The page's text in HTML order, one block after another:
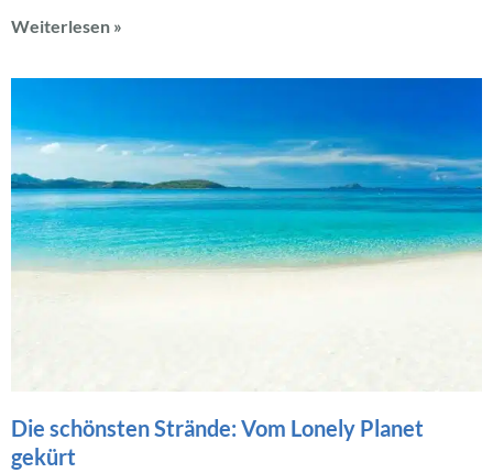
Weiterlesen »
Die schönsten Strände: Vom Lonely Planet
gekürt